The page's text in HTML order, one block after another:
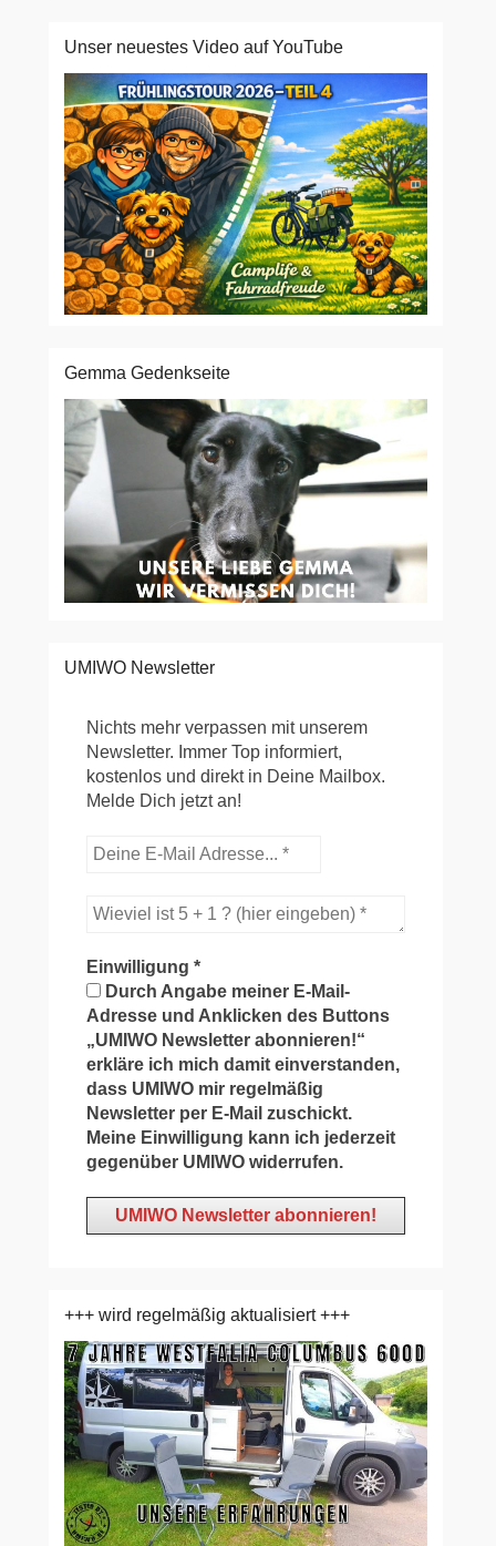
Unser neuestes Video auf YouTube
Gemma Gedenkseite
UMIWO Newsletter
Nichts mehr verpassen mit unserem
Newsletter. Immer Top informiert,
kostenlos und direkt in Deine Mailbox.
Melde Dich jetzt an!
Einwilligung*
Durch Angabe meiner E-Mail-
Adresse und Anklicken des Buttons
„UMIWO Newsletter abonnieren!“
erkläre ich mich damit einverstanden,
dass UMIWO mir regelmäßig
Newsletter per E-Mail zuschickt.
Meine Einwilligung kann ich jederzeit
gegenüber UMIWO widerrufen.
+++ wird regelmäßig aktualisiert +++